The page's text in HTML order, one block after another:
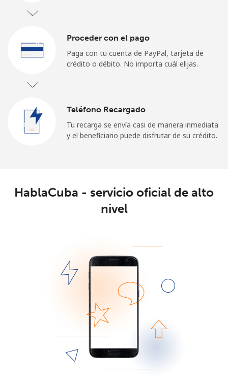
Proceder con el pago
Paga con tu cuenta de PayPal, tarjeta de
crédito o débito. No importa cuál elijas.
Teléfono Recargado
Tu recarga se envía casi de manera inmediata
y el beneficiario puede disfrutar de su crédito.
HablaCuba - servicio oficial de alto
nivel